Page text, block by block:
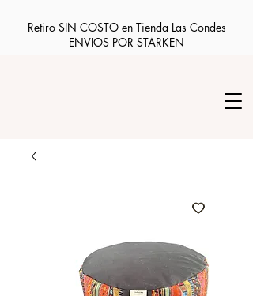
Retiro SIN COSTO en Tienda Las Condes
ENVIOS POR STARKEN